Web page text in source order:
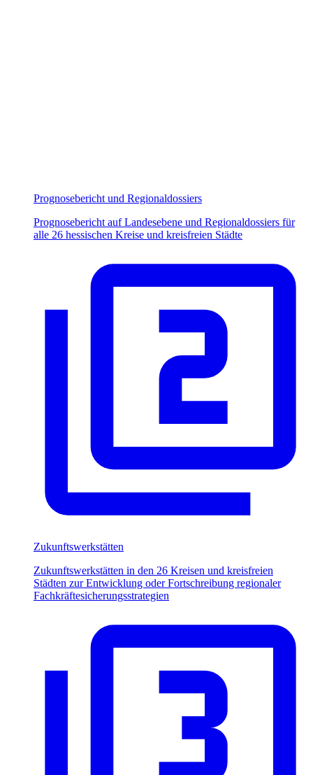
Prognosebericht und Regionaldossiers
Prognosebericht auf Landesebene und Regionaldossiers für
alle 26 hessischen Kreise und kreisfreien Städte
Zukunftswerkstätten
Zukunftswerkstätten in den 26 Kreisen und kreisfreien
Städten zur Entwicklung oder Fortschreibung regionaler
Fachkräftesicherungsstrategien